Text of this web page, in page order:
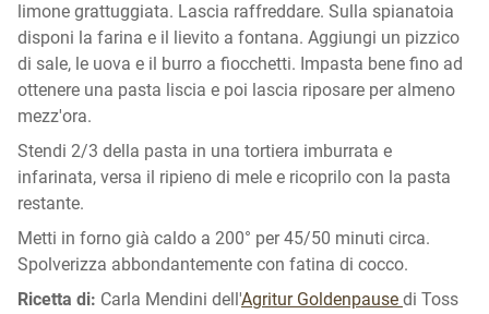
limone grattuggiata. Lascia raffreddare. Sulla spianatoia
disponi la farina e il lievito a fontana. Aggiungi un pizzico
di sale, le uova e il burro a fiocchetti. Impasta bene fino ad
ottenere una pasta liscia e poi lascia riposare per almeno
mezz'ora.
Stendi 2/3 della pasta in una tortiera imburrata e
infarinata, versa il ripieno di mele e ricoprilo con la pasta
restante.
Metti in forno già caldo a 200° per 45/50 minuti circa.
Spolverizza abbondantemente con fatina di cocco.
Ricetta di: Carla Mendini dell'Agritur Goldenpause di Toss